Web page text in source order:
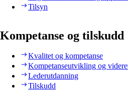
Tilsyn
Kompetanse og tilskudd
Kvalitet og kompetanse
Kompetanseutvikling og
Lederutdanning
Tilskudd